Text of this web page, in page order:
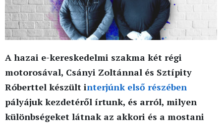
A hazai e-kereskedelmi szakma két régi
motorosával, Csányi Zoltánnal és Sztípity
Róberttel készült interjúnk első részében
pályájuk kezdetéről írtunk, és arról, milyen
különbségeket látnak az akkori és a mostani